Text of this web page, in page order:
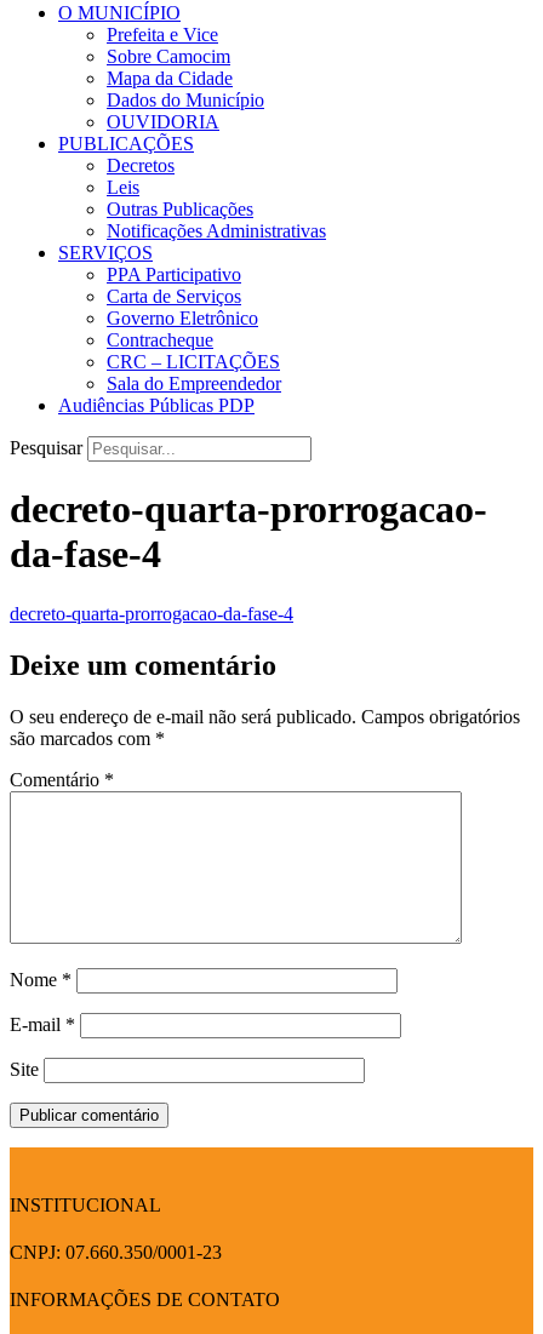
O MUNICÍPIO
Prefeita e Vice
Sobre Camocim
Mapa da Cidade
Dados do Município
OUVIDORIA
PUBLICAÇÕES
Decretos
Leis
Outras Publicações
Notificações Administrativas
SERVIÇOS
PPA Participativo
Carta de Serviços
Governo Eletrônico
Contracheque
CRC – LICITAÇÕES
Sala do Empreendedor
Audiências Públicas PDP
Pesquisar
decreto-quarta-prorrogacao-
da-fase-4
decreto-quarta-prorrogacao-da-fase-4
Deixe um comentário
O seu endereço de e-mail não será publicado. Campos obrigatórios
são marcados com *
Comentário *
Nome *
E-mail *
Site
INSTITUCIONAL
CNPJ: 07.660.350/0001-23
INFORMAÇÕES DE CONTATO